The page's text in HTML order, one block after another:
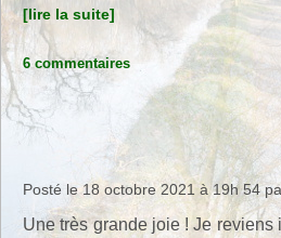
[lire la suite]
6 commentaires
Posté le 18 octobre 2021 à 19h 54
Une très grande joie ! Je reviens